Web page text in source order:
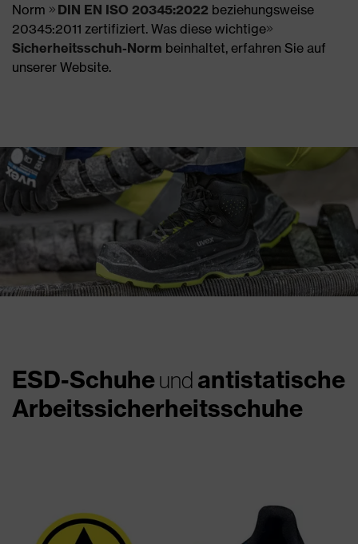
Norm
DIN EN ISO 20345:2022 beziehungsweise
20345:2011 zertifiziert. Was diese wichtige
Sicherheitsschuh-Norm beinhaltet, erfahren Sie auf
unserer Website.
ESD-Schuheund antistatische
Arbeitssicherheitsschuhe